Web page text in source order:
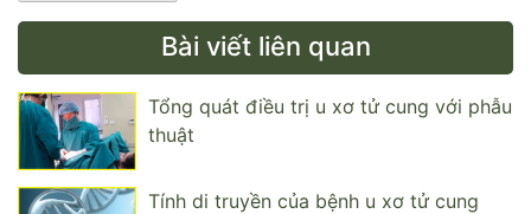
Bài viết liên quan
Tổng quát điều trị u xơ tử cung với phẫu
thuật
Tính di truyền của bệnh u xơ tử cung